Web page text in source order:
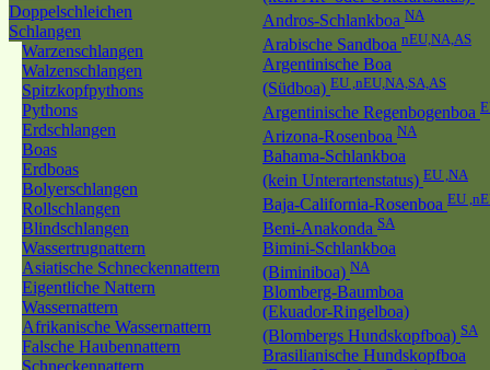
Doppelschleichen
Schlangen
Warzenschlangen
Walzenschlangen
Spitzkopfpythons
Pythons
Erdschlangen
Boas
Erdboas
Bolyerschlangen
Rollschlangen
Blindschlangen
Wassertrugnattern
Asiatische Schneckennattern
Eigentliche Nattern
Wassernattern
Afrikanische Wassernattern
Falsche Haubennattern
Schneckennattern
Andros-Schlankboa NA
Arabische Sandboa nEU,NA,AS
Argentinische Boa
(Südboa) EU ,nEU,NA,SA,AS
Argentinische Regenbogenboa
Arizona-Rosenboa NA
Bahama-Schlankboa
(kein Unterartenstatus) EU ,NA
Baja-California-Rosenboa EU
Beni-Anakonda SA
Bimini-Schlankboa
(Biminiboa) NA
Blomberg-Baumboa
(Ekuador-Ringelboa)
(Blombergs Hundskopfboa) SA
Brasilianische Hundskopfboa